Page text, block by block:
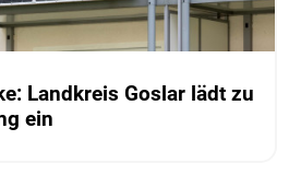
Landkreis Goslar lädt zu
ein